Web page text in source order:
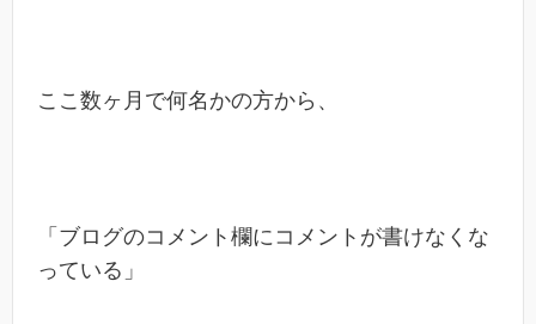
ここ数ヶ月で何名かの方から、
「ブログのコメント欄にコメントが書けなくな
っている」